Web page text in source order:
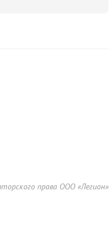
права ООО «Легион»